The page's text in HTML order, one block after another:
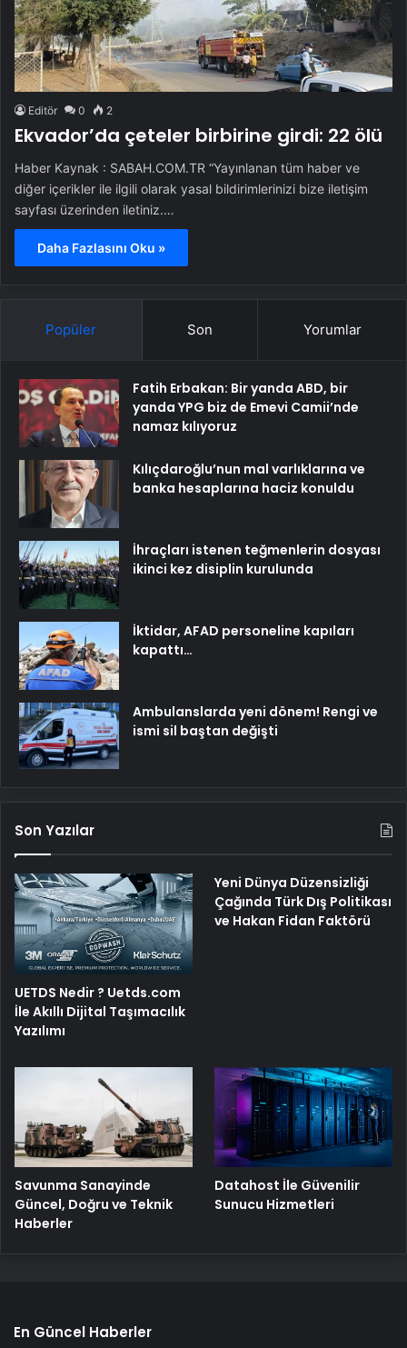
Editör 0 2
Ekvador’da çeteler birbirine girdi: 22 ölü
Haber Kaynak : SABAH.COM.TR “Yayınlanan tüm haber ve
diğer içerikler ile ilgili olarak yasal bildirimlerinizi bize iletişim
sayfası üzerinden iletiniz.…
Daha Fazlasını Oku »
Popüler Son Yorumlar
Fatih Erbakan: Bir yanda ABD, bir
yanda YPG biz de Emevi Camii’nde
namaz kılıyoruz
Kılıçdaroğlu’nun mal varlıklarına ve
banka hesaplarına haciz konuldu
İhraçları istenen teğmenlerin dosyası
ikinci kez disiplin kurulunda
İktidar, AFAD personeline kapıları
kapattı…
Ambulanslarda yeni dönem! Rengi ve
ismi sil baştan değişti
Son Yazılar
UETDS Nedir ? Uetds.com
İle Akıllı Dijital Taşımacılık
Yazılımı
Yeni Dünya Düzensizliği
Çağında Türk Dış Politikası
ve Hakan Fidan Faktörü
Savunma Sanayinde
Güncel, Doğru ve Teknik
Haberler
Datahost İle Güvenilir
Sunucu Hizmetleri
En Güncel Haberler